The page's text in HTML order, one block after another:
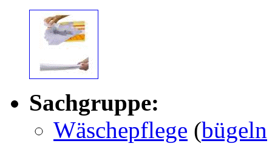
Sachgruppe:
Wäschepflege (bügeln